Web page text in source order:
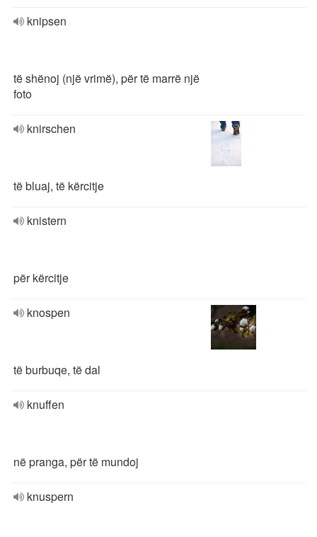
knipsen
të shënoj (një vrimë), për të marrë një
foto
knirschen
të bluaj, të kërcitje
knistern
për kërcitje
knospen
të burbuqe, të dal
knuffen
në pranga, për të mundoj
knuspern